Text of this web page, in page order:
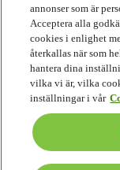
Företagets
Produktens
Project
Earthion
Integritetspolicy
Cookiepolicy
Juridisk information
Ytterligare juridisk
Tillgänglighetspolicy
Cookie-inställningar
Sverige - Svenska
annonser som är
Acceptera alla
cookies i enlighet
återkallas när som
hantera dina
vilka vi är, vilka
inställningar i vår